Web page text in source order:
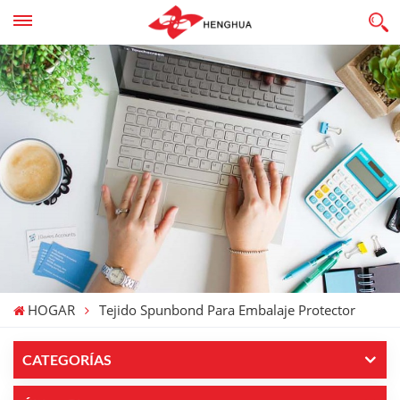
HOGAR Tejido Spunbond Para Embalaje Protector
CATEGORÍAS